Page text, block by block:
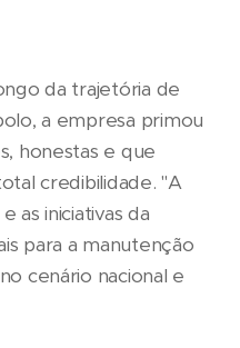
da trajetória de
a empresa primou
honestas e que
credibilidade. "A
as iniciativas da
para a manutenção
cenário nacional e